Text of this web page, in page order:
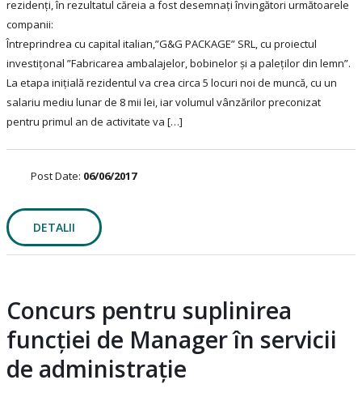
rezidenți, în rezultatul căreia a fost desemnați învingători următoarele
companii:
Întreprindrea cu capital italian,”G&G PACKAGE” SRL, cu proiectul
investițonal ”Fabricarea ambalajelor, bobinelor și a paleților din lemn”.
La etapa inițială rezidentul va crea circa 5 locuri noi de muncă, cu un
salariu mediu lunar de 8 mii lei, iar volumul vânzărilor preconizat
pentru primul an de activitate va […]
Post Date: 06/06/2017
DETALII
Concurs pentru suplinirea
funcției de Manager în servicii
de administrație